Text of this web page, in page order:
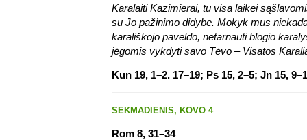
Karalaiti Kazimierai, tu visa laikei
su Jo pažinimo didybe. Mokyk mus
karališkojo paveldo, netarnauti blogio
jėgomis vykdyti savo Tėvo – Visatos
Kun 19, 1–2. 17–19; Ps 15, 2–5; Jn 15,
SEKMADIENIS, KOVO 4
Rom 8, 31–34